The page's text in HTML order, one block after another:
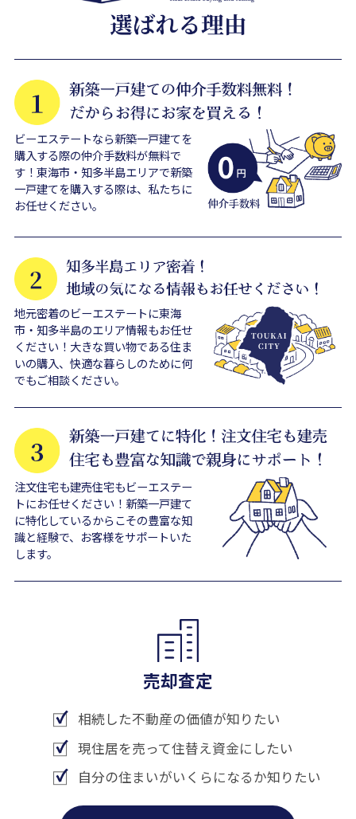
ビーエステートなら新築一戸建てを
購入する際の仲介手数料が無料で
す！東海市・知多半島エリアで新築
一戸建てを購入する際は、私たちに
お任せください。
地元密着のビーエステートに東海
市・知多半島のエリア情報もお任せ
ください！大きな買い物である住ま
いの購入、快適な暮らしのために何
でもご相談ください。
注文住宅も建売住宅もビーエステー
トにお任せください！新築一戸建て
に特化しているからこその豊富な知
識と経験で、お客様をサポートいた
します。
売却査定
相続した不動産の価値が知りたい
現住居を売って住替え資金にしたい
自分の住まいがいくらになるか知りたい